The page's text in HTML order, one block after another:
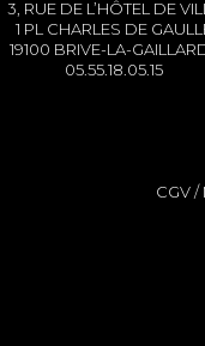
3, RUE DE L’HÔTEL DE
1 PL CHARLES DE
19100 BRIVE-LA-
05.55.18.05.15
CGV/